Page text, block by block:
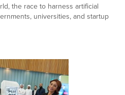
the race to harness artificial
universities, and startup